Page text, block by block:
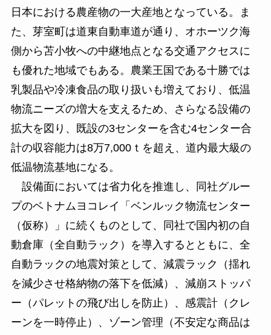
日本における農産物の一大産地となっている。ま
た、芽室町は道東自動車道が通り、オホーツク海
側から苫小牧への中継地点となる交通アクセスに
も優れた地域でもある。農業王国である十勝では
乳製品や冷凍食品の取り扱いも増えており、低温
物流ニーズの増大を支えるため、さらなる設備の
拡大を図り、既設の3センターを含む4センター合
計の収容能力は8万7,000ｔを超え、道内最大級の
低温物流基地になる。
設備面においては省力化を推進し、同社グルー
プのベトナムヨコレイ「ベンルック物流センター
（仮称）」に続くものとして、同社で国内初の自
動倉庫（全自動ラック）を導入するとともに、全
自動ラックの地震対策として、減震ラック（揺れ
を減少させ格納物の落下を低減）、減崩ストッパ
ー（パレットの飛び出しを防止）、感震計（クレ
ーンを一時停止）、ゾーン管理（不安定な商品は